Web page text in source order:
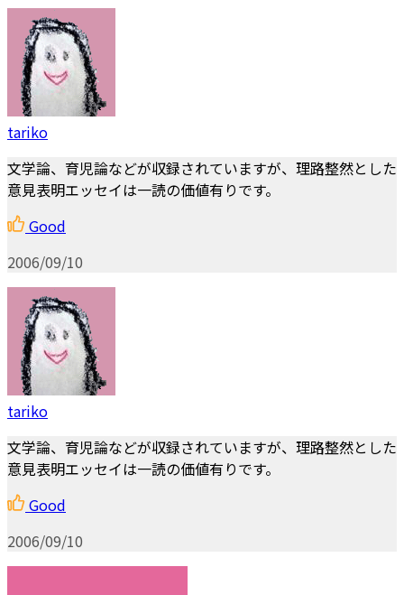
tariko
文学論、育児論などが収録されていますが、理路整然とした
意見表明エッセイは一読の価値有りです。
Good
2006/09/10
tariko
文学論、育児論などが収録されていますが、理路整然とした
意見表明エッセイは一読の価値有りです。
Good
2006/09/10